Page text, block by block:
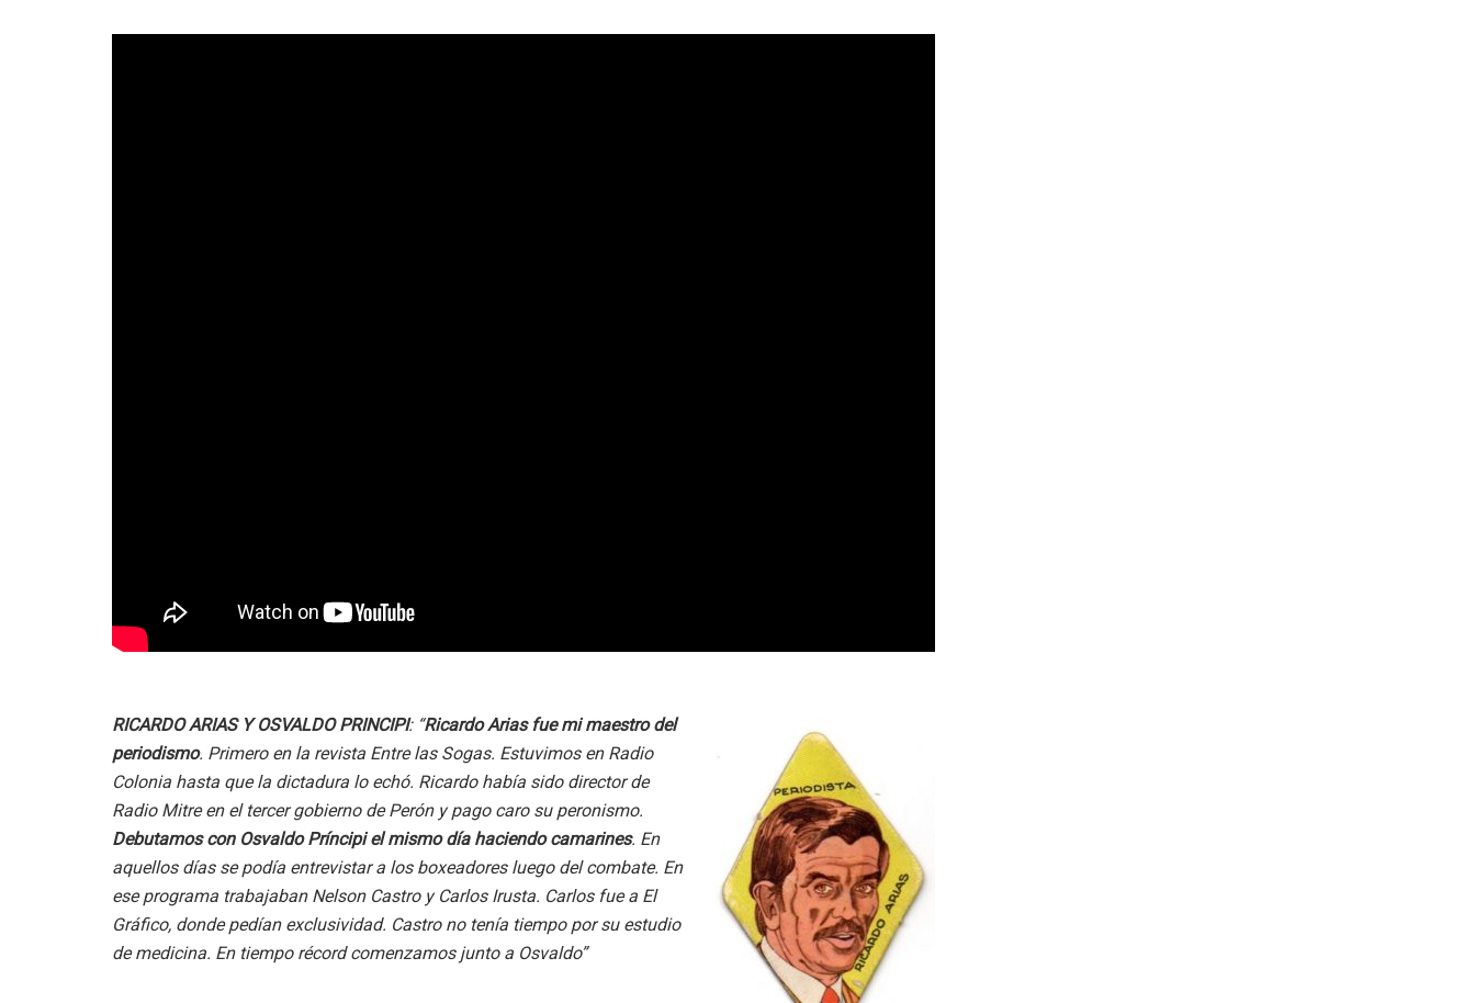
RICARDO ARIAS Y OSVALDO PRINCIPI: “Ricardo Arias fue mi maestro del
periodismo. Primero en la revista Entre las Sogas. Estuvimos en Radio
Colonia hasta que la dictadura lo echó. Ricardo había sido director de
Radio Mitre en el tercer gobierno de Perón y pago caro su peronismo.
Debutamos con Osvaldo Príncipi el mismo día haciendo camarines. En
aquellos días se podía entrevistar a los boxeadores luego del combate. En
ese programa trabajaban Nelson Castro y Carlos Irusta. Carlos fue a El
Gráfico, donde pedían exclusividad. Castro no tenía tiempo por su estudio
de medicina. En tiempo récord comenzamos junto a Osvaldo”